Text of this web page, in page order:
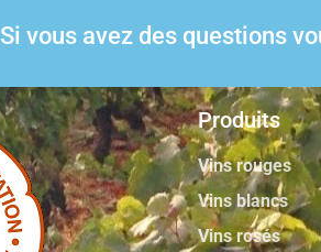
Si vous avez des questions
Produits
Vins rouges
Vins blancs
Vins rosés